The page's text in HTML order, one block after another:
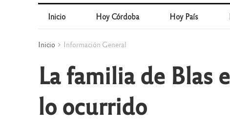
Inicio Hoy Córdoba Hoy País
Inicio Información General
La familia de Blas
lo ocurrido